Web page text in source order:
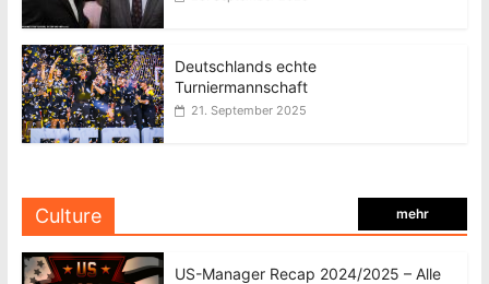
Deutschlands echte
Turniermannschaft
21. September 2025
Culture mehr
US-Manager Recap 2024/2025 – Alle